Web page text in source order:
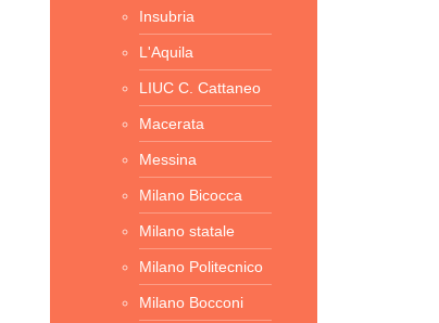
Insubria
L'Aquila
LIUC C. Cattaneo
Macerata
Messina
Milano Bicocca
Milano statale
Milano Politecnico
Milano Bocconi